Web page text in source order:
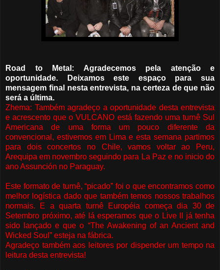
Road to Metal: Agradecemos pela atenção e
oportunidade. Deixamos este espaço para sua
mensagem final nesta entrevista, na certeza de que não
será a última.
Zhema: Também agradeço a oportunidade desta entrevista
e acrescento que o VULCANO está fazendo uma turnê Sul
Americana de uma forma um pouco diferente da
convencional, estivemos em Lima e esta semana partimos
para dois concertos no Chile, vamos voltar ao Peru,
Arequipa em novembro seguindo para La Paz e no inicio do
ano Assunción no Paraguay.
Este formato de turnê, “picado” foi o que encontramos como
melhor logística dado que também temos nossos trabalhos
normais. E a quarta turnê Européia começa dia 30 de
Setembro próximo, até lá esperamos que o Live II já tenha
sido lançado e que o “The Awakening of an Ancient and
Wicked Soul” esteja na fábrica.
Agradeço também aos leitores por dispender um tempo na
leitura desta entrevista!